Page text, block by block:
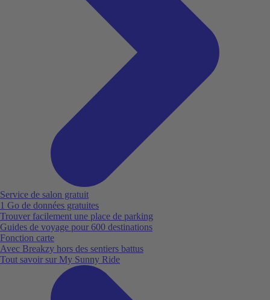
Service de salon gratuit
1 Go de données gratuites
Trouver facilement une place de parking
Guides de voyage pour 600 destinations
Fonction carte
Avec Breakzy hors des sentiers battus
Tout savoir sur My Sunny Ride